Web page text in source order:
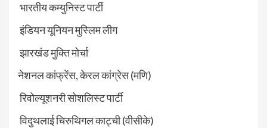
भारतीय कम्युनिस्ट पार्टी
इंडियन यूनियन मुस्लिम लीग
झारखंड मुक्ति मोर्चा
नेशनल कांफ्रेंस, केरल कांग्रेस (मणि)
रिवोल्यूशनरी सोशलिस्ट पार्टी
विदुथलाई चिरुथिगल काट्ची (वीसीके)